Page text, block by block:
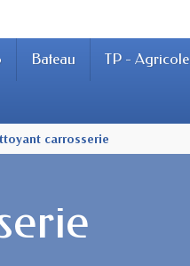
Bateau TP - Agricole
carrosserie